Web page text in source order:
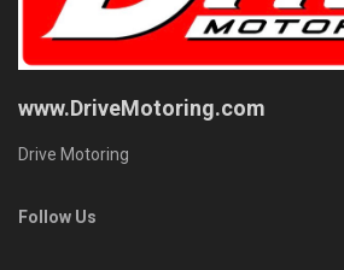
www.DriveMotoring.com
Drive Motoring
Follow Us